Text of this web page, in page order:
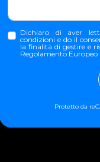
Dichiaro di aver
condizioni e do il
la finalità di gestire e
Regolamento Europeo
Protetto da